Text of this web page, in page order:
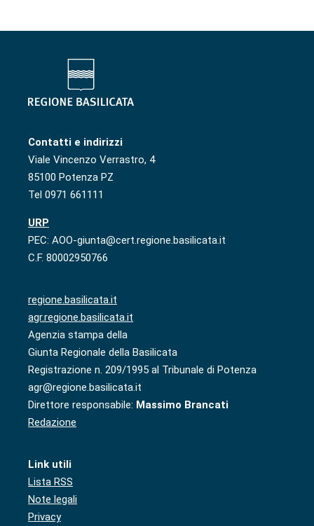
Contatti e indirizzi
Viale Vincenzo Verrastro, 4
85100 Potenza PZ
Tel 0971 661111
URP
PEC: AOO-giunta@cert.regione.basilicata.it
C.F. 80002950766
regione.basilicata.it
agr.regione.basilicata.it
Agenzia stampa della
Giunta Regionale della Basilicata
Registrazione n. 209/1995 al Tribunale di Potenza
agr@regione.basilicata.it
Direttore responsabile: Massimo Brancati
Redazione
Link utili
Lista RSS
Note legali
Privacy